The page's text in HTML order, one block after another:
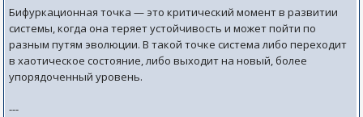
Бифуркационная точка — это критический момент в развитии
системы, когда она теряет устойчивость и может пойти по
разным путям эволюции. В такой точке система либо переходит
в хаотическое состояние, либо выходит на новый, более
упорядоченный уровень.
---